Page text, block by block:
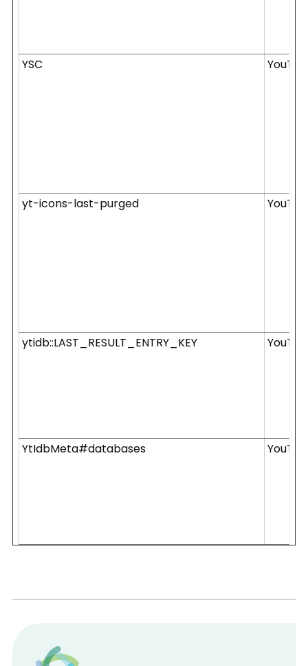
YSC
yt-icons-last-purged
ytidb::LAST_RESULT_ENTRY_KEY
YtIdbMeta#databases